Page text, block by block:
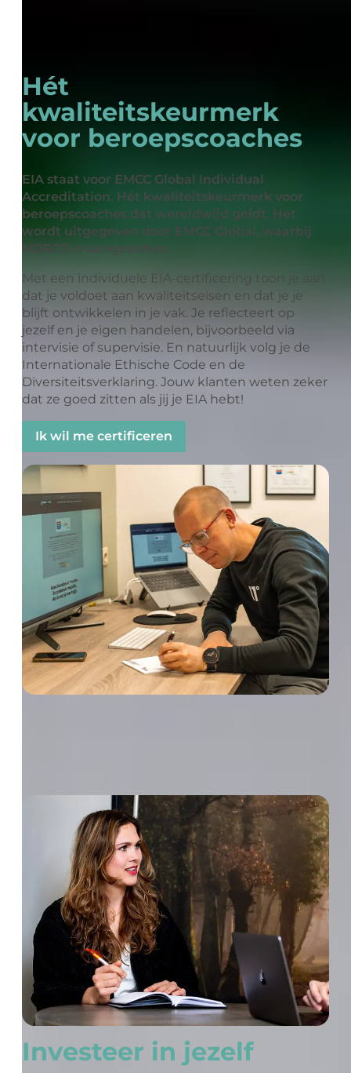
Hét
kwaliteitskeurmerk
voor beroepscoaches
EIA staat voor EMCC Global Individual
Accreditation. Hét kwaliteitskeurmerk voor
beroepscoaches dat wereldwijd geldt. Het
wordt uitgegeven door EMCC Global, waarbij
NOBCO is aangesloten.
Met een individuele EIA-certificering toon je aan
dat je voldoet aan kwaliteitseisen en dat je je
blijft ontwikkelen in je vak. Je reflecteert op
jezelf en je eigen handelen, bijvoorbeeld via
intervisie of supervisie. En natuurlijk volg je de
Internationale Ethische Code en de
Diversiteitsverklaring. Jouw klanten weten zeker
dat ze goed zitten als jij je EIA hebt!
Ik wil me certificeren
Investeer in jezelf